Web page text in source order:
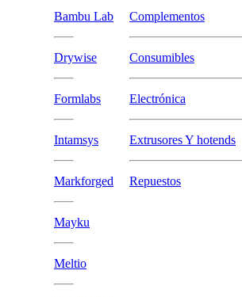
Bambu Lab
Drywise
Formlabs
Intamsys
Markforged
Mayku
Meltio
Complementos
Consumibles
Electrónica
Extrusores Y hotends
Repuestos